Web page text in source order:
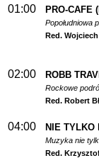
01:00 PRO-CAFE
Popołudniowa
Red.
02:00 ROBB
Rockowe
Red. Robert
04:00 NIE TYLKO
Muzyka nie
Red.